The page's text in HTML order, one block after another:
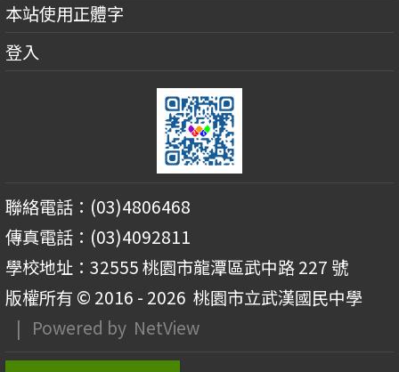
本站使用正體字
登入
聯絡電話：(03)4806468
傳真電話：(03)4092811
學校地址：32555 桃園市龍潭區武中路 227 號
版權所有 © 2016 - 2026 桃園市立武漢國民中學
| Powered by NetView